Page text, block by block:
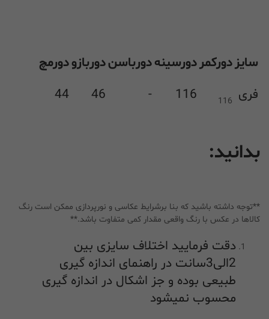
سایزدورکمردورسینهدورباسندوربازودورمچ
فری
116
116
-
46
44
بدانید:
**توجه داشته باشید که بنا برشرایط عکاسی و نورپردازی ممکن است رنگ
کالاها در عکس با رنگ واقعی مقدار کمی متفاوت باشد.**
دقت فرمایید اختلاف سایزی بین
2الی3سانت در راهنمای اندازه گیری
طبیعی بوده و جز اشکال در اندازه گیری
محسوب نمیشود